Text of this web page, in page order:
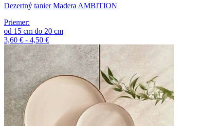
Dezertný tanier Madera AMBITION
Priemer:
od 15 cm do 20 cm
3,60 € - 4,50 €